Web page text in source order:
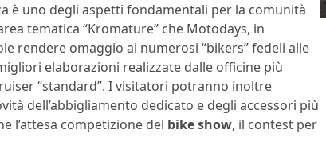
è uno degli aspetti fondamentali per la comunità
tematica “Kromature” che Motodays, in
rendere omaggio ai numerosi “bikers” fedeli alle
elaborazioni realizzate dalle officine più
“standard”. I visitatori potranno inoltre
dell’abbigliamento dedicato e degli accessori più
l’attesa competizione del bike show, il contest per